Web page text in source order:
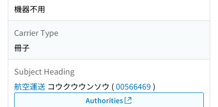
機器不用
Carrier Type
冊子
Subject Heading
航空運送 コウクウウンソウ (00566469 )
Authorities